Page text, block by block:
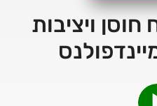
חוסן ויציבות